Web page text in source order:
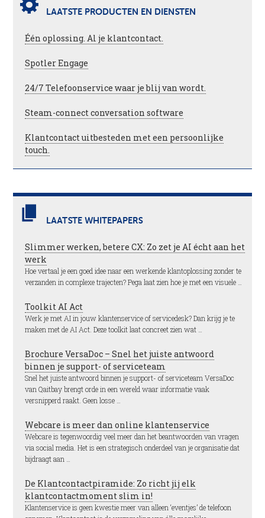
LAATSTE PRODUCTEN EN DIENSTEN
Één oplossing. Al je klantcontact.
Spotler Engage
24/7 Telefoonservice waar je blij van wordt.
Steam-connect conversation software
Klantcontact uitbesteden met een persoonlijke
touch.
LAATSTE WHITEPAPERS
Slimmer werken, betere CX: Zo zet je AI écht aan het
werk
Hoe vertaal je een goed idee naar een werkende klantoplossing zonder te
verzanden in complexe trajecten? Pega laat zien hoe je met een visuele …
Toolkit AI Act
Werk je met AI in jouw klantenservice of servicedesk? Dan krijg je te
maken met de AI Act. Deze toolkit laat concreet zien wat …
Brochure VersaDoc – Snel het juiste antwoord
binnen je support- of serviceteam
Snel het juiste antwoord binnen je support- of serviceteam VersaDoc
van Qaitbay brengt orde in een wereld waar informatie vaak
versnipperd raakt. Geen losse …
Webcare is meer dan online klantenservice
Webcare is tegenwoordig veel meer dan het beantwoorden van vragen
via social media. Het is een strategisch onderdeel van je organisatie dat
bijdraagt aan …
De Klantcontactpiramide: Zo richt jij elk
klantcontactmoment slim in!
Klantenservice is geen kwestie meer van alleen ‘eventjes’ de telefoon